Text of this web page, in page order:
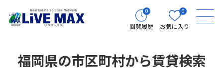
0
閲覧履歴
0
お気に入り
福岡県の市区町村から賃貸検索